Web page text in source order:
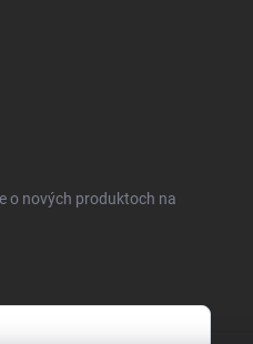
o nových produktoch na